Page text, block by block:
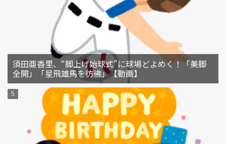
須田亜香里、“脚上げ始球式”に球場どよめく！「美脚
全開」「星飛雄馬を彷彿」【動画】